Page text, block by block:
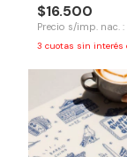
$16.500
Precio s/imp. nac.
3 cuotas sin interés